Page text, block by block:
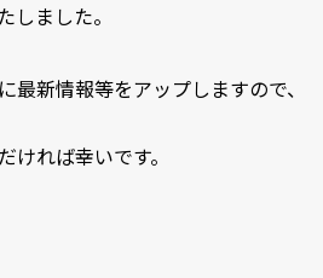
しました。
新情報等をアップしますので、
れば幸いです。